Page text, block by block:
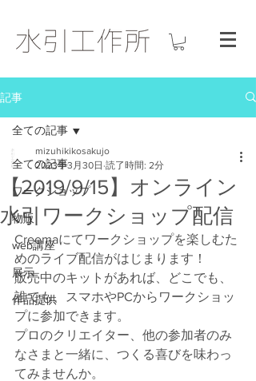
記事
全ての記事
ワークショップ
物販
web講座
展示
作品提供
全ての記事
【2019/9/15】オンライン
水引ワークショップ配信
mizuhikikosakujo
2023年3月30日 読了時間: 2分
Creemaにてワークショップを楽しむた
めのライブ配信がはじまります！
販売中のキットがあれば、どこでも、
誰でも、スマホやPCからワークショッ
プに参加できます。
プロのクリエイター、他の参加者のみ
なさまと一緒に、つくる喜びを味わっ
てみませんか。